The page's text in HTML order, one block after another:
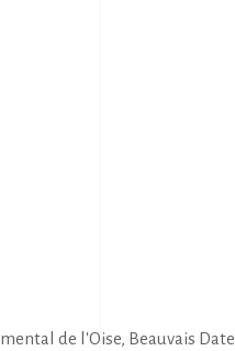
de l'Oise, Beauvais Date